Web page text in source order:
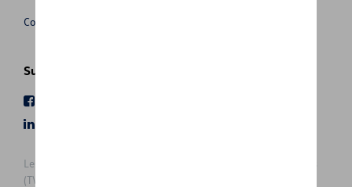
Conditions de vente
Suivez nous
Les prix affichés sur le présent site sont des prix recommandés
(TVAc), hors éventuels frais de montage. Pour connaitre le prix